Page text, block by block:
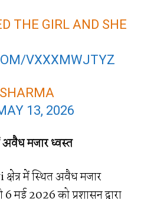
THE GIRL AND SHE
VXXXMWJTYZ
13, 2026
मजार ध्वस्त
में स्थित अवैध मजार